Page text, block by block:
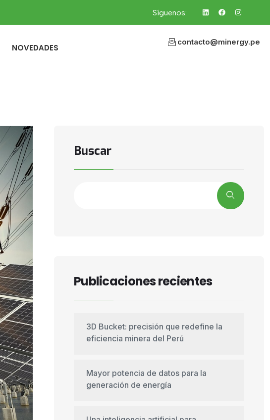
Síguenos:
NOVEDADES
contacto@minergy.pe
Buscar
Publicaciones recientes
3D Bucket: precisión que redefine la
eficiencia minera del Perú
Mayor potencia de datos para la
generación de energía